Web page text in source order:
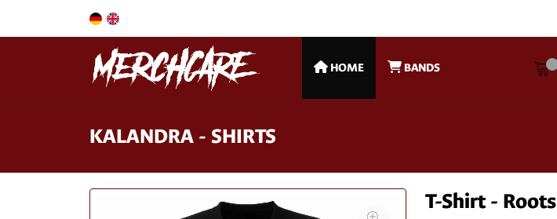
HOME BANDS
KALANDRA - SHIRTS
T-Shirt - Roots